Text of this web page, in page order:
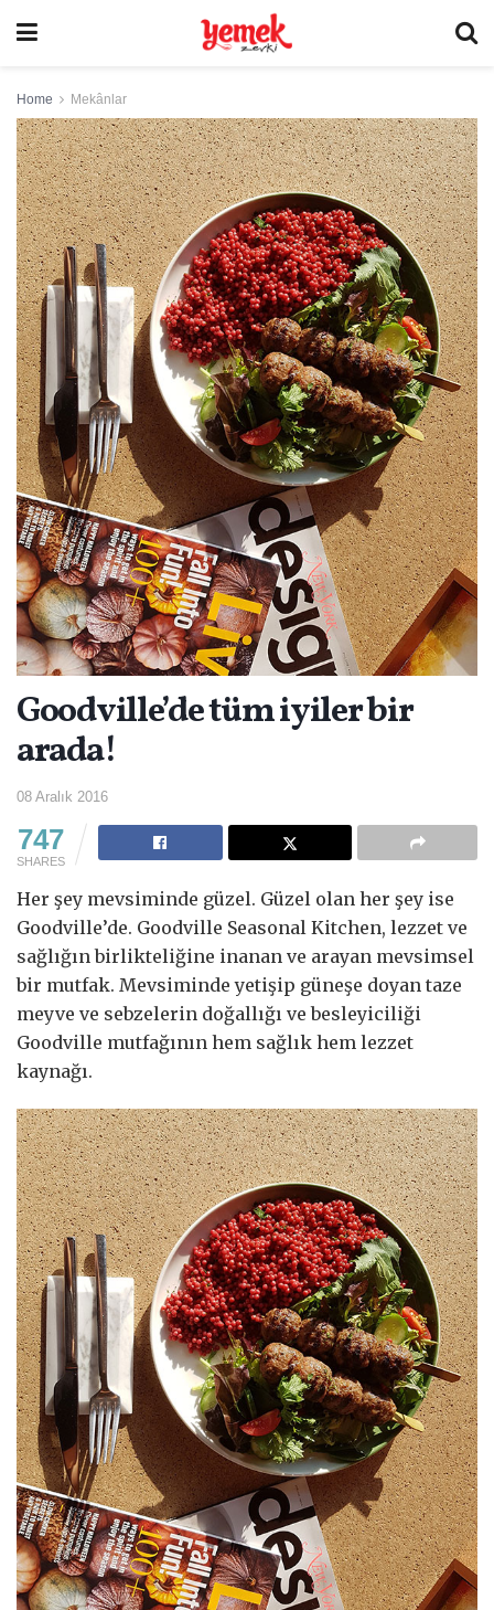
Home Mekânlar
Goodville’de tüm iyiler bir
arada!
08 Aralık 2016
747
SHARES
Her şey mevsiminde güzel. Güzel olan her şey ise
Goodville’de. Goodville Seasonal Kitchen, lezzet ve
sağlığın birlikteliğine inanan ve arayan mevsimsel
bir mutfak. Mevsiminde yetişip güneşe doyan taze
meyve ve sebzelerin doğallığı ve besleyiciliği
Goodville mutfağının hem sağlık hem lezzet
kaynağı.